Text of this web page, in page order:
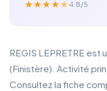
★★★★★ 4.8/5
REGIS LEPRETRE
(Finistère). Activité
Consultez la fiche